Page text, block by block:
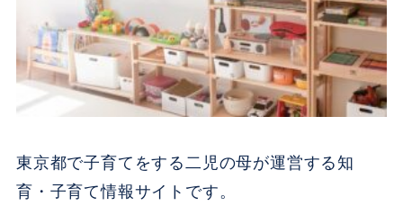
東京都で子育てをする二児の母が運営する知
育・子育て情報サイトです。